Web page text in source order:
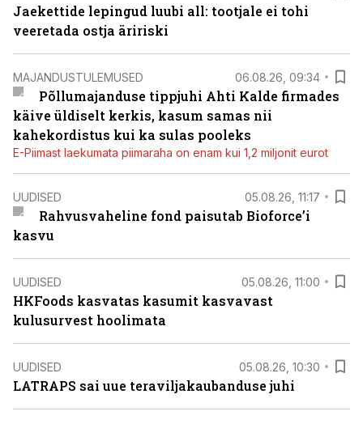
Jaekettide lepingud luubi all: tootjale ei tohi
veeretada ostja äririski
MAJANDUSTULEMUSED 06.08.26, 09:34
Põllumajanduse tippjuhi Ahti Kalde firmades
käive üldiselt kerkis, kasum samas nii
kahekordistus kui ka sulas pooleks
E-Piimast laekumata piimaraha on enam kui 1,2 miljonit eurot
UUDISED 05.08.26, 11:17
Rahvusvaheline fond paisutab Bioforce’i
kasvu
UUDISED 05.08.26, 11:00
HKFoods kasvatas kasumit kasvavast
kulusurvest hoolimata
UUDISED 05.08.26, 10:30
LATRAPS sai uue teraviljakaubanduse juhi